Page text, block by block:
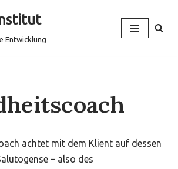
Entwicklung
achtet mit dem Klient auf dessen
– also des